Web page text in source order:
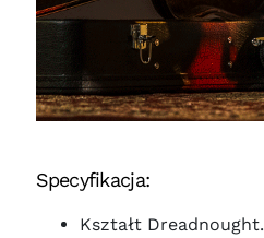
Specyfikacja:
Kształt Dreadnought.